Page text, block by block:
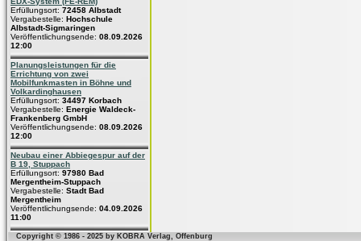
Erfüllungsort: 72458 Albstadt
Vergabestelle: Hochschule
Albstadt-Sigmaringen
Veröffentlichungsende: 08.09.2026
12:00
Planungsleistungen für die
Errichtung von zwei
Mobilfunkmasten in Böhne und
Volkardinghausen
Erfüllungsort: 34497 Korbach
Vergabestelle: Energie Waldeck-
Frankenberg GmbH
Veröffentlichungsende: 08.09.2026
12:00
Neubau einer Abbiegespur auf der
B 19, Stuppach
Erfüllungsort: 97980 Bad
Mergentheim-Stuppach
Vergabestelle: Stadt Bad
Mergentheim
Veröffentlichungsende: 04.09.2026
11:00
Copyright © 1986 - 2025 by KOBRA Verlag, Offenburg